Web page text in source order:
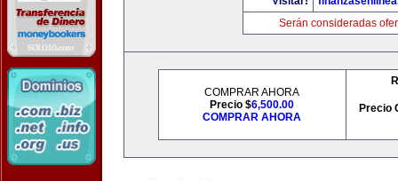
Serán consideradas
COMPRAR AHORA
Precio $6,500.00
COMPRAR AHORA
Precio